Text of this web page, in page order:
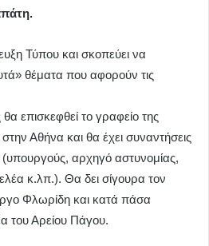
Τύπου και σκοπεύει να
θέματα που αφορούν τις
επισκεφθεί το γραφείο της
Αθήνα και θα έχει συναντήσεις
(υπουργούς, αρχηγό αστυνομίας,
κ.λπ.). Θα δει σίγουρα τον
Φλωρίδη και κατά πάσα
του Αρείου Πάγου.